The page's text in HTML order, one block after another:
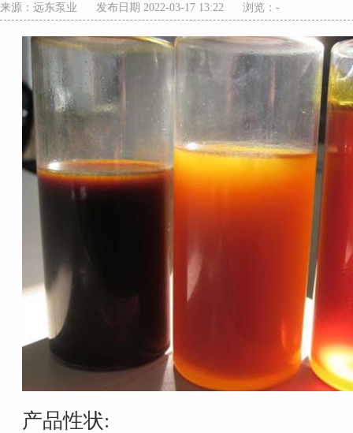
来源： 远东泵业 发布日期 2022-03-17 13:22 浏览： -
产品性状: